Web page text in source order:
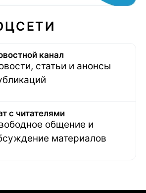
канал
статьи и анонсы
с читателями
общение и
материалов